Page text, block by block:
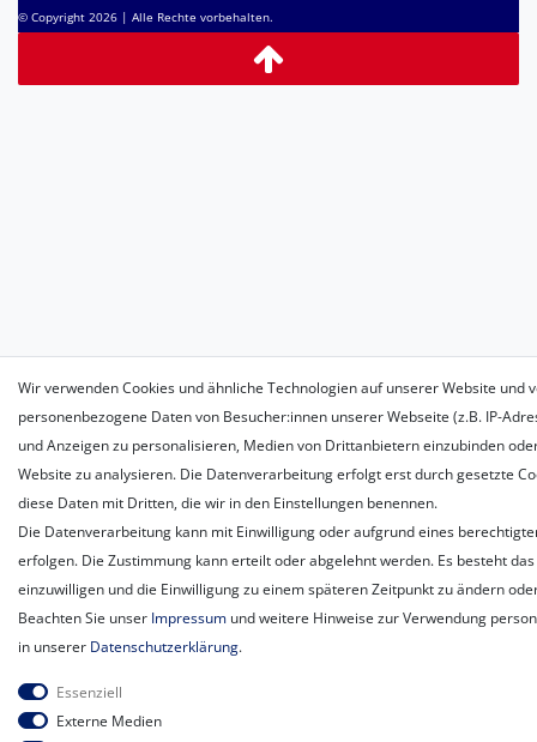
© Copyright 2026 | Alle Rechte vorbehalten.
Wir verwenden Cookies und ähnliche Technologien auf unserer Website und
personenbezogene Daten von Besucher:innen unserer Webseite (z.B. IP-
und Anzeigen zu personalisieren, Medien von Drittanbietern einzubinden
Website zu analysieren. Die Datenverarbeitung erfolgt erst durch gesetzte
diese Daten mit Dritten, die wir in den Einstellungen benennen.
Die Datenverarbeitung kann mit Einwilligung oder aufgrund eines
erfolgen. Die Zustimmung kann erteilt oder abgelehnt werden. Es besteht das
einzuwilligen und die Einwilligung zu einem späteren Zeitpunkt zu ändern
Beachten Sie unser Impressum und weitere Hinweise zur Verwendung
in unserer Daten­schutz­erklärung.
Essenziell
Externe Medien